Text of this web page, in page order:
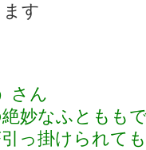
す
さん
妙なふともも
っ掛けられて